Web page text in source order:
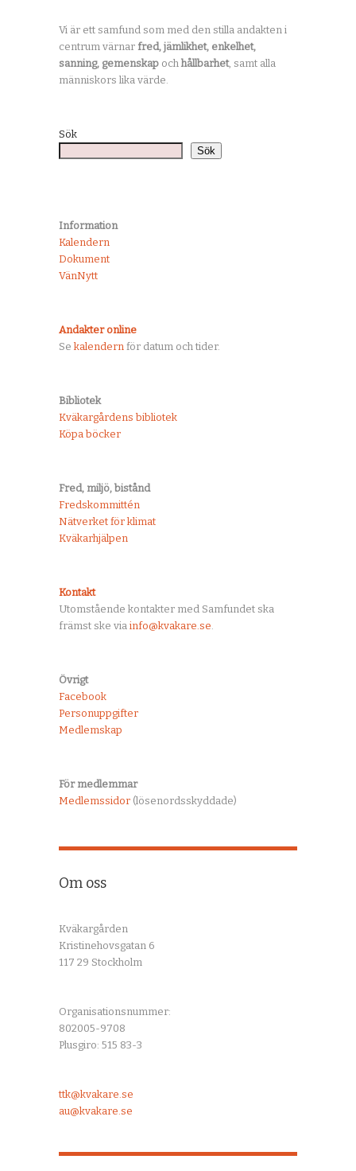
Vi är ett samfund som med den stilla andakten i
centrum värnar fred, jämlikhet, enkelhet,
sanning, gemenskap och hållbarhet, samt alla
människors lika värde.
Sök
Sök
Information
Kalendern
Dokument
VänNytt
Andakter online
Se kalendern för datum och tider.
Bibliotek
Kväkargårdens bibliotek
Köpa böcker
Fred, miljö, bistånd
Fredskommittén
Nätverket för klimat
Kväkarhjälpen
Kontakt
Utomstående kontakter med Samfundet ska
främst ske via info@kvakare.se
Övrigt
Facebook
Personuppgifter
Medlemskap
För medlemmar
Medlemssidor (lösenordsskyddade)
Om oss
Kväkargården
Kristinehovsgatan 6
117 29 Stockholm
Organisationsnummer:
802005-9708
Plusgiro: 515 83-3
ttk@kvakare.se
au@kvakare.se